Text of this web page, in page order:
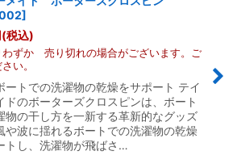
]
(税込)
わずか 売り切れの場合がございます。ご
い。
ートでの洗濯物の乾燥をサポート テイ
ドのボーターズクロスピンは、ボート
物の干し方を一新する革新的なグッズ
や波に揺れるボートでの洗濯物の乾燥
トし、洗濯物が飛ばさ…